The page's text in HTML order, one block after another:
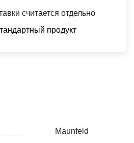
считается отдельно
продукт
Maunfeld